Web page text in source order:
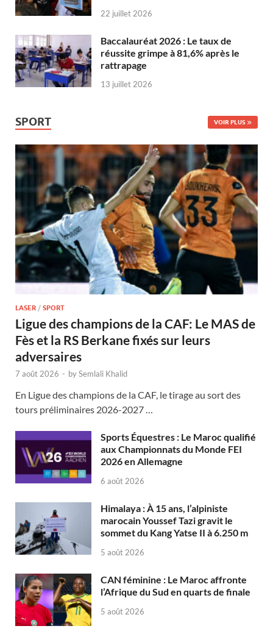
22 juillet 2026
Baccalauréat 2026 : Le taux de
réussite grimpe à 81,6% après le
rattrapage
13 juillet 2026
SPORT VOIR PLUS
LASER / SPORT
Ligue des champions de la CAF: Le MAS de
Fès et la RS Berkane fixés sur leurs
adversaires
7 août 2026 - bySemlali Khalid
En Ligue des champions de la CAF, le tirage au sort des
tours préliminaires 2026-2027 …
Sports Équestres : Le Maroc qualifié
aux Championnats du Monde FEI
2026 en Allemagne
6 août 2026
Himalaya : À 15 ans, l’alpiniste
marocain Youssef Tazi gravit le
sommet du Kang Yatse II à 6.250 m
5 août 2026
CAN féminine : Le Maroc affronte
l’Afrique du Sud en quarts de finale
5 août 2026